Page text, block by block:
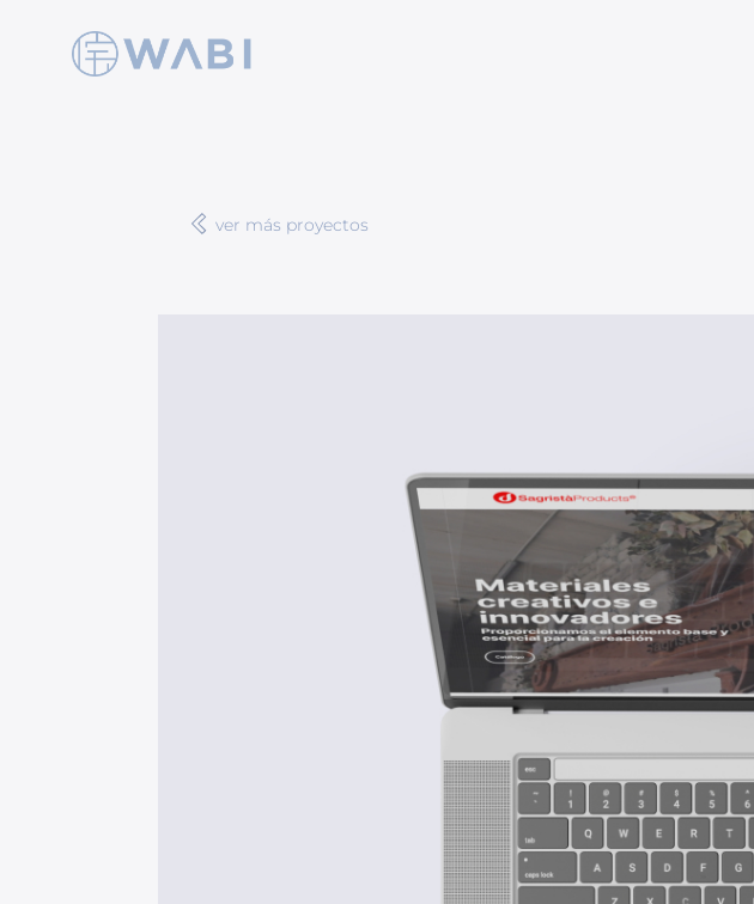
ver más proyectos